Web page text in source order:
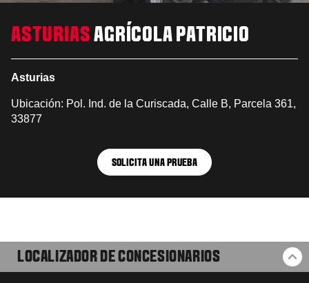
ASTURIAS AGRÍCOLA PATRICIO
Asturias
Ubicación: Pol. Ind. de la Curiscada, Calle B, Parcela 361,
33877
SOLICITA UNA PRUEBA
LOCALIZADOR DE CONCESIONARIOS